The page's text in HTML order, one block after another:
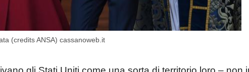
(credits ANSA) cassanoweb.it